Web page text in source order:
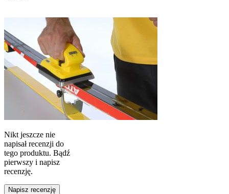
Nikt jeszcze nie
napisał recenzji do
tego produktu. Bądź
pierwszy i napisz
recenzję.
Napisz recenzję